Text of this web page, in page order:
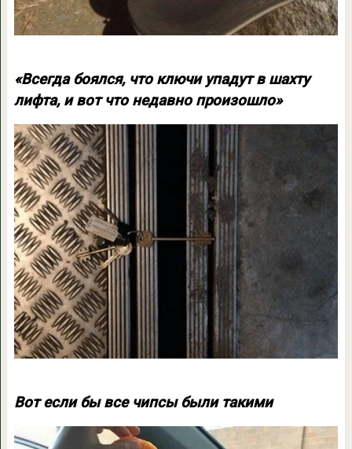
«Всегда боялся, что ключи упадут в шахту
лифта, и вот что недавно произошло»
Вот если бы все чипсы были такими